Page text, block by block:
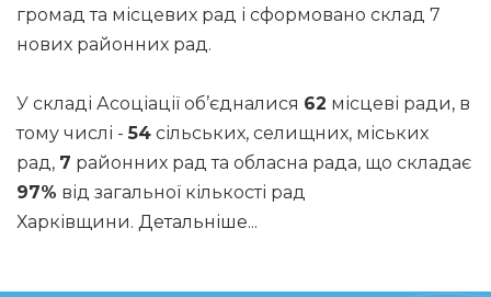
громад та місцевих рад і сформовано склад 7
нових районних рад.
У складі Асоціації об’єдналися 62 місцеві ради, в
тому числі -54 сільських, селищних, міських
рад, 7 районних рад та обласна рада, що складає
97% від загальної кількості рад
Харківщини. Детальніше...